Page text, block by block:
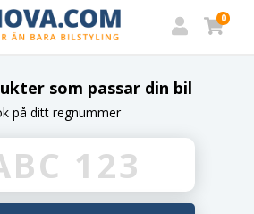
0
som passar din bil
på ditt regnummer